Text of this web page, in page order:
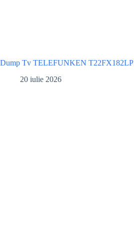
Dump Tv TELEFUNKEN T22FX182LP
20 iulie 2026